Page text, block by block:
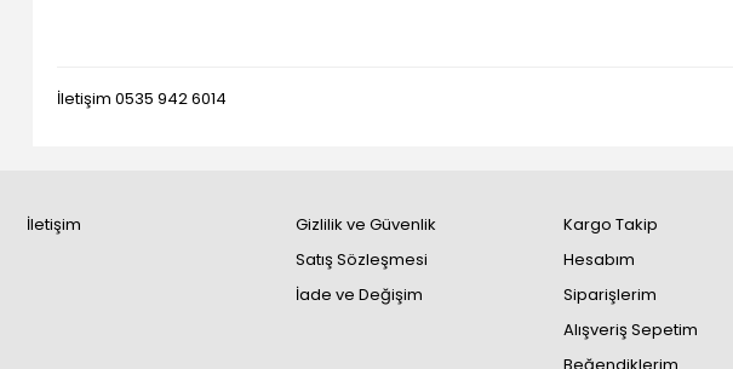
İletişim 0535 942 6014
İletişim
Gizlilik ve Güvenlik
Satış Sözleşmesi
İade ve Değişim
Kargo Takip
Hesabım
Siparişlerim
Alışveriş Sepetim